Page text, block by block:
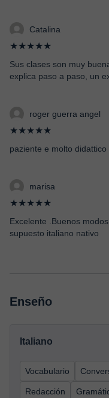
Catalina
★★★★★
Sus clases son muy
explica paso a paso, un
roger guerra angel
★★★★★
paziente e molto didattico
marisa
★★★★★
Excelente .Buenos
supuesto italiano nativo
Enseño
Italiano
Vocabulario
Redacción